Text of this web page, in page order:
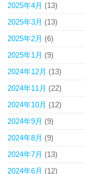
2025年4月 (13)
2025年3月 (13)
2025年2月 (6)
2025年1月 (9)
2024年12月 (13)
2024年11月 (22)
2024年10月 (12)
2024年9月 (9)
2024年8月 (9)
2024年7月 (13)
2024年6月 (12)